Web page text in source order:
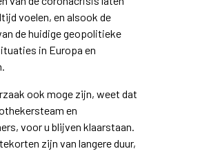
voelen, en alsook de
de huidige geopolitieke
in Europa en
ook moge zijn, weet dat
en
voor u blijven klaarstaan.
zijn van langere duur,